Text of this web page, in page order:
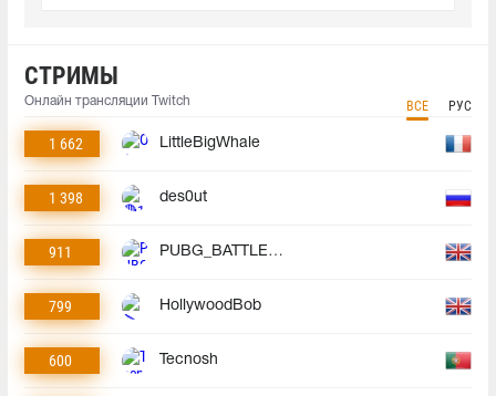
СТРИМЫ
Онлайн трансляции Twitch ВСЕ РУС
1 662 LittleBigWhale
1 398 des0ut
911 PUBG_BATTLEGROUNDS
799 HollywoodBob
600 Tecnosh